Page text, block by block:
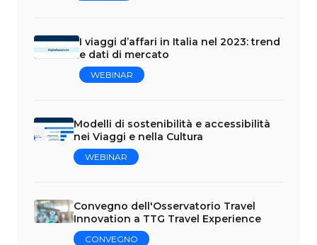
I viaggi d’affari in Italia nel 2023: trend
e dati di mercato
WEBINAR
Modelli di sostenibilità e accessibilità
nei Viaggi e nella Cultura
WEBINAR
Convegno dell'Osservatorio Travel
Innovation a TTG Travel Experience
CONVEGNO